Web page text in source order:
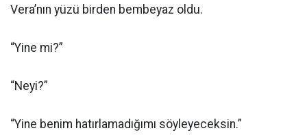
Vera’nın yüzü birden bembeyaz oldu.
“Yine mi?”
“Neyi?”
“Yine benim hatırlamadığımı söyleyeceksin.”